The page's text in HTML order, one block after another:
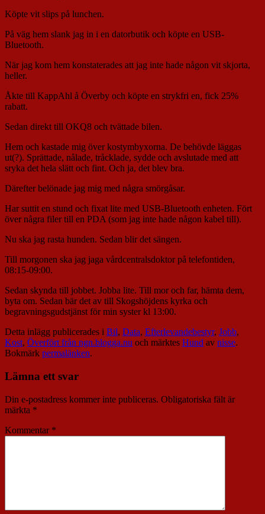
Köpte vit slips på lunchen.
På väg hem slank jag in i en datorbutik och köpte en USB-
Bluetooth.
När jag kom hem konstaterades att jag inte hade någon vit skjorta,
heller.
Åkte till KappAhl å Överby och köpte en strykfri en, fick 25%
rabatt.
Sedan direkt till OKQ8 och tvättade bilen.
Hem och kastade mig över kostymbyxorna. De behövde läggas
ut(?). Sprättade, nålade, tråcklade, sydde och avslutade med att
sryka det hela slätt och fint. Och ja, det blev bra.
Därefter belönade jag mig med några smörgåsar.
Har suttit en stund och fixat lite med USB-Bluetooth enheten. Fört
över några filer till en PDA (som jag inte hade någon kabel till).
Nu ska jag rasta hunden. Sedan blir det sängen.
Till morgonen ska jag jaga vårdcentralsdoktor på telefontiden,
08:15-09:00.
Sedan skynda till jobbet. Jobba lite. Till mor och far, hämta dem,
byta om. Sedan bär det av till Skogshöjdens kyrka och
begravningsgudstjänst för min syster kl 13:00.
Detta inlägg publicerades i Bil, Data, Efterlevandebestyr, Jobb,
Kost, Överfört från ngn.blogga.nu och märktes Hund av nisse.
Bokmärk permalänken.
Lämna ett svar
Din e-postadress kommer inte publiceras. Obligatoriska fält är
märkta *
Kommentar *